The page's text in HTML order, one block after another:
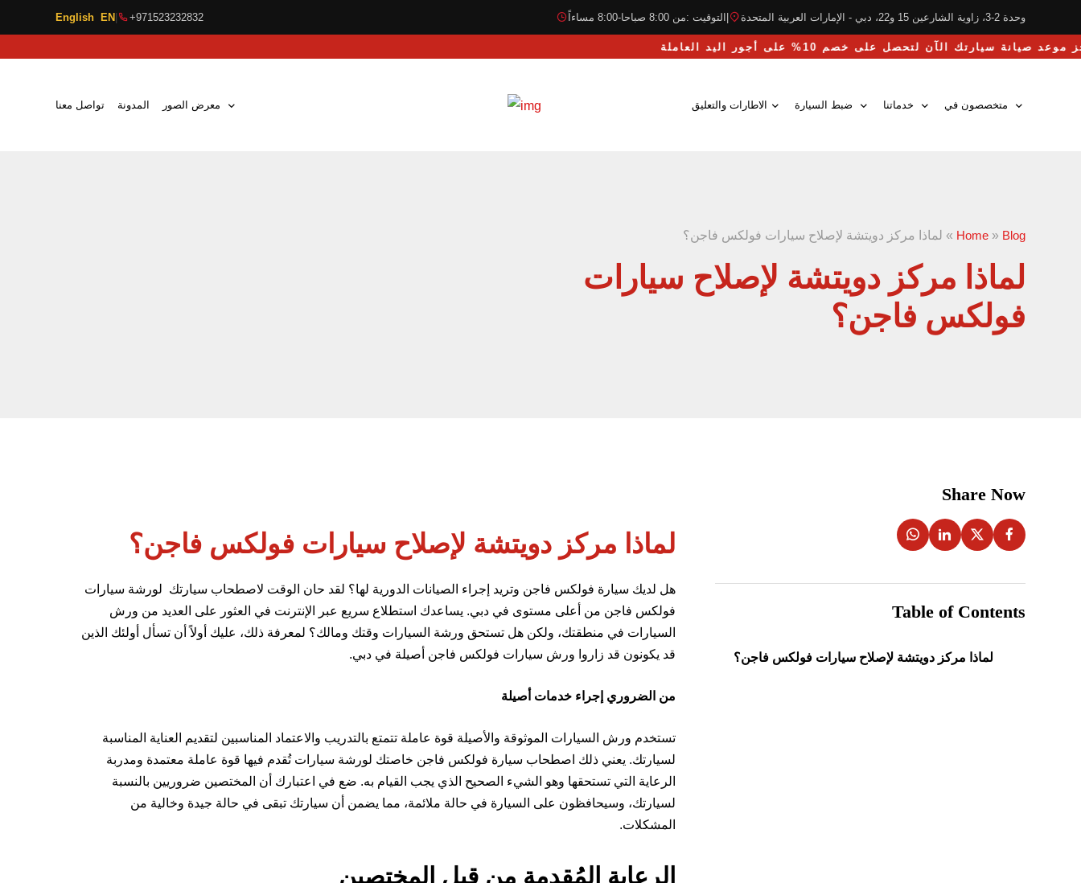
وحدة 2-3، زاوية الشارعين 15 و22، دبي - الإمارات العربية المتحدة التوقيت :من 8:00 صباحا-8:00 مساءاً +971523232832
English EN
احجز موعد صيانة سيارتك الآن لتحصل على خصم 10% على أجور اليد العاملة
تواصل معنا المدونة الاطارات والتعليق
Home » Blog
» لماذا مركز دويتشة لإصلاح سيارات فولكس فاجن؟
لماذا مركز دويتشة لإصلاح سيارات
فولكس فاجن؟
Share Now
Table of Contents
لماذا مركز دويتشة لإصلاح سيارات فولكس فاجن؟
لماذا مركز دويتشة لإصلاح سيارات فولكس فاجن؟
هل لديك سيارة فولكس فاجن وتريد إجراء الصيانات الدورية لها؟ لقد حان الوقت لاصطحاب سيارتك لورشة سيارات
فولكس فاجن من أعلى مستوى في دبي. يساعدك استطلاع سريع عبر الإنترنت في العثور على العديد من ورش
السيارات في منطقتك، ولكن هل تستحق ورشة السيارات وقتك ومالك؟ لمعرفة ذلك، عليك أولاً أن تسأل أولئك الذين
قد يكونون قد زاروا ورش سيارات فولكس فاجن أصيلة في دبي.
من الضروري إجراء خدمات أصيلة
تستخدم ورش السيارات الموثوقة والأصيلة قوة عاملة تتمتع بالتدريب والاعتماد المناسبين لتقديم العناية المناسبة
لسيارتك. يعني ذلك اصطحاب سيارة فولكس فاجن خاصتك لورشة سيارات تُقدم فيها قوة عاملة معتمدة ومدربة
الرعاية التي تستحقها وهو الشيء الصحيح الذي يجب القيام به. ضع في اعتبارك أن المختصين ضروريين بالنسبة
لسيارتك، وسيحافظون على السيارة في حالة ملائمة، مما يضمن أن سيارتك تبقى في حالة جيدة وخالية من
المشكلات.
الرعاية المُقدمة من قبل المختصين